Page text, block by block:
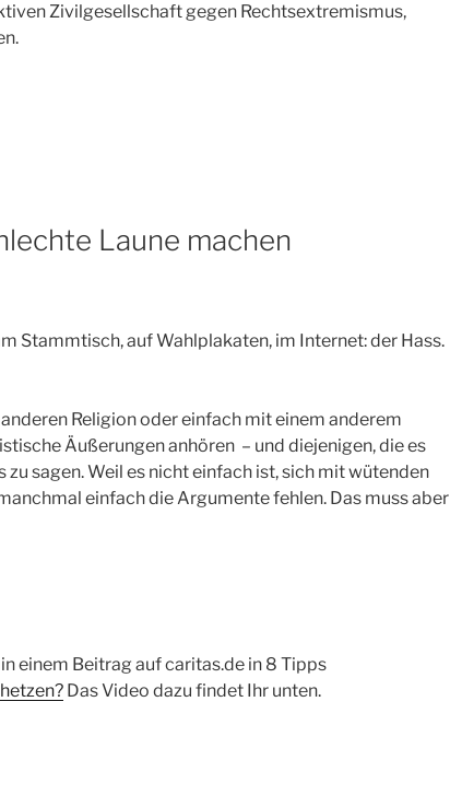
Zivilgesellschaft gegen Rechtsextremismus,
Laune machen
Stammtisch, auf Wahlplakaten, im Internet: der Hass.
Religion oder einfach mit einem anderem
Äußerungen anhören – und diejenigen, die es
sagen. Weil es nicht einfach ist, sich mit wütenden
einfach die Argumente fehlen. Das muss aber
einem Beitrag auf caritas.de in 8 Tipps
Das Video dazu findet Ihr unten.